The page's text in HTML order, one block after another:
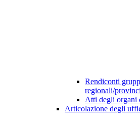
Rendiconti
regionali/
Atti degli organi
Articolazione degli